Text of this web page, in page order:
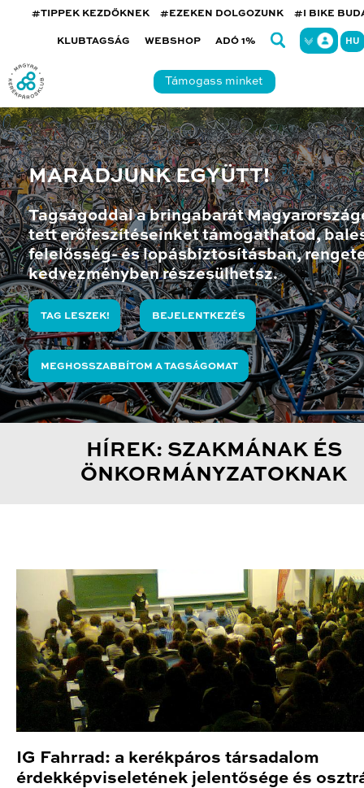
#TIPPEK KEZDŐKNEK #EZEKEN DOLGOZUNK #I BIKE
KLUBTAGSÁG WEBSHOP ADÓ 1% HU
Támogass minket
MARADJUNK EGYÜTT!
Tagságoddal a bringabarát
tett erőfeszítéseinket támogathatod,
felelősség- és lopásbiztosításban,
kedvezményben részesülhetsz.
TAG LESZEK! BEJELENTKEZÉS
MEGHOSSZABBÍTOM A TAGSÁGOMAT
HÍREK: SZAKMÁNAK ÉS
ÖNKORMÁNYZATOKNAK
IG Fahrrad: a kerékpáros társadalom
érdekképviseletének jelentősége és